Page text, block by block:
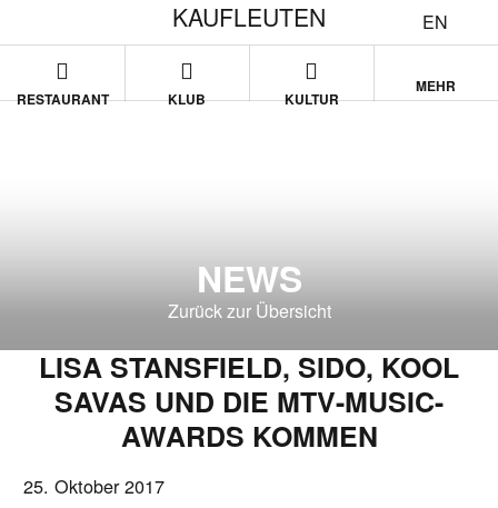
EN
KAUFLEUTEN
RESTAURANT KLUB KULTUR
MEHR
NEWS
Zurück zur Übersicht
LISA STANSFIELD, SIDO, KOOL
SAVAS UND DIE MTV-MUSIC-
AWARDS KOMMEN
25. Oktober 2017